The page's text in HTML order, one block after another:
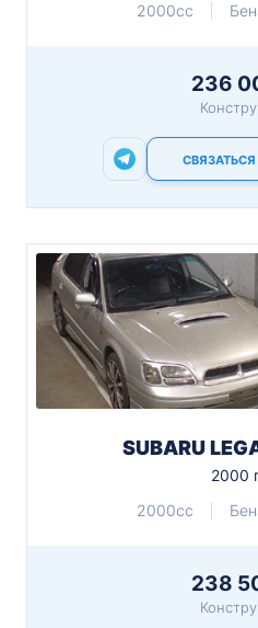
2000cc
236
SUBARU
2000
2000cc
238